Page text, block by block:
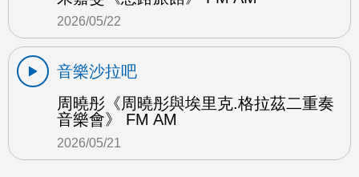
2026/05/22
音樂沙拉吧
周曉彤《周曉彤與埃里克.格拉茲二重奏
音樂會》 FM AM
2026/05/21